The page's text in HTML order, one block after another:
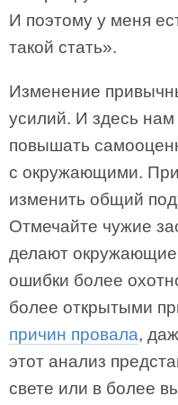
И поэтому у меня
такой стать».
Изменение
усилий. И здесь
повышать
с окружающими. При
изменить общий
Отмечайте чужие
делают
ошибки более
более открытыми
причин провала,
этот анализ
свете или в более